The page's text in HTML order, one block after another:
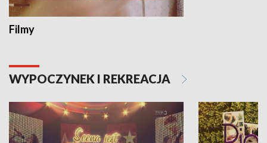
Filmy
WYPOCZYNEK I REKREACJA